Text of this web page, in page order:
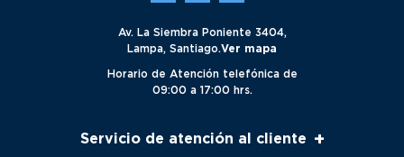
Av. La Siembra Poniente 3404,
Lampa, Santiago.Ver mapa
Horario de Atención telefónica de
09:00 a 17:00 hrs.
Servicio de atención al cliente +